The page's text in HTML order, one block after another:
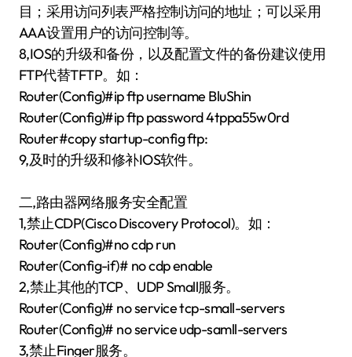
目；采用访问列表严格控制访问的地址；可以采用
AAA设置用户的访问控制等。
8,IOS的升级和备份，以及配置文件的备份建议使用
FTP代替TFTP。如：
Router(Config)#ip ftp username BluShin
Router(Config)#ip ftp password 4tppa55w0rd
Router#copy startup-config ftp:
9,及时的升级和修补IOS软件。
二,路由器网络服务安全配置
1,禁止CDP(Cisco Discovery Protocol)。如：
Router(Config)#no cdp run
Router(Config-if)# no cdp enable
2,禁止其他的TCP、UDP Small服务。
Router(Config)# no service tcp-small-servers
Router(Config)# no service udp-samll-servers
3,禁止Finger服务。